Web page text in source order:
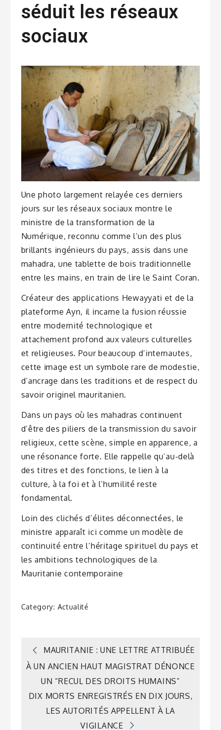
séduit les réseaux
sociaux
Une photo largement relayée ces derniers
jours sur les réseaux sociaux montre le
ministre de la transformation de la
Numérique, reconnu comme l’un des plus
brillants ingénieurs du pays, assis dans une
mahadra, une tablette de bois traditionnelle
entre les mains, en train de lire le Saint Coran.
Créateur des applications Hewayyati et de la
plateforme Ayn, il incarne la fusion réussie
entre modernité technologique et
attachement profond aux valeurs culturelles
et religieuses. Pour beaucoup d’internautes,
cette image est un symbole rare de modestie,
d’ancrage dans les traditions et de respect du
savoir originel mauritanien.
Dans un pays où les mahadras continuent
d’être des piliers de la transmission du savoir
religieux, cette scène, simple en apparence, a
une résonance forte. Elle rappelle qu’au-delà
des titres et des fonctions, le lien à la
culture, à la foi et à l’humilité reste
fondamental.
Loin des clichés d’élites déconnectées, le
ministre apparaît ici comme un modèle de
continuité entre l’héritage spirituel du pays et
les ambitions technologiques de la
Mauritanie contemporaine
Category: Actualité
Navigation
de
l’article
MAURITANIE : UNE LETTRE ATTRIBUÉE
À UN ANCIEN HAUT MAGISTRAT DÉNONCE
UN “RECUL DES DROITS HUMAINS”
DIX MORTS ENREGISTRÉS EN DIX JOURS,
LES AUTORITÉS APPELLENT À LA
VIGILANCE